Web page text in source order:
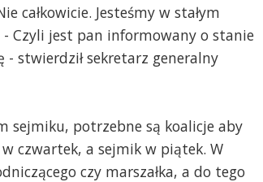
całkowicie. Jesteśmy w stałym
- Czyli jest pan informowany o stanie
- stwierdził sekretarz generalny
sejmiku, potrzebne są koalicje aby
czwartek, a sejmik w piątek. W
czy marszałka, a do tego